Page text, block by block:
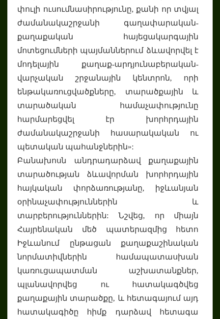
փուլի ուսումնասիրությունը, քանի որ տվյալ
ժամանակաշրջանի գաղափարական-
քաղաքական հայեցակարգային
մոտեցումների պայմաններում ձևավորվել է
մոդելային քաղաք-արդյունաբերական-
վարչական շրջանային կենտրոն, որի
ենթակառուցվածքները, տարածքային և
տարածական համաչափությունը
հարմարեցվել էր խորհրդային
ժամանակաշրջանի հասարակական ու
պետական պահանջներին»:
Բանախոսն անդրադարձավ քաղաքային
տարածության ձևավորման խորհրդային
հայկական փորձառությանը, իջևանյան
օրինաչափություններին և
տարբերություններին: Նշվեց, որ միայն
Հայրենական մեծ պատերազմից հետո
Իջևանում ընթացան քաղաքաշինական
նորմատիվներին համապատասխան
կառուցապատման աշխատանքներ,
պլանավորվեց ու հատակագծվեց
քաղաքային տարածքը, և հետագայում այդ
հատակագիծը հիմք դարձավ հետագա